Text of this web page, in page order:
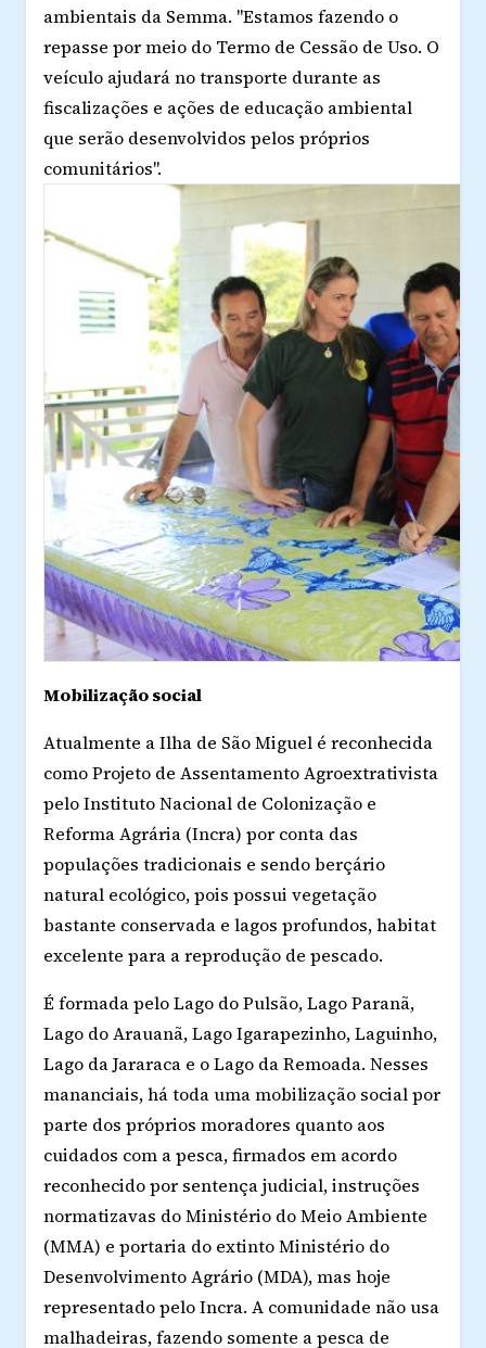
ambientais da Semma. "Estamos fazendo o
repasse por meio do Termo de Cessão de Uso. O
veículo ajudará no transporte durante as
fiscalizações e ações de educação ambiental
que serão desenvolvidos pelos próprios
comunitários".
Mobilização social
Atualmente a Ilha de São Miguel é reconhecida
como Projeto de Assentamento Agroextrativista
pelo Instituto Nacional de Colonização e
Reforma Agrária (Incra) por conta das
populações tradicionais e sendo berçário
natural ecológico, pois possui vegetação
bastante conservada e lagos profundos, habitat
excelente para a reprodução de pescado.
É formada pelo Lago do Pulsão, Lago Paranã,
Lago do Arauanã, Lago Igarapezinho, Laguinho,
Lago da Jararaca e o Lago da Remoada. Nesses
mananciais, há toda uma mobilização social por
parte dos próprios moradores quanto aos
cuidados com a pesca, firmados em acordo
reconhecido por sentença judicial, instruções
normatizavas do Ministério do Meio Ambiente
(MMA) e portaria do extinto Ministério do
Desenvolvimento Agrário (MDA), mas hoje
representado pelo Incra. A comunidade não usa
malhadeiras, fazendo somente a pesca de